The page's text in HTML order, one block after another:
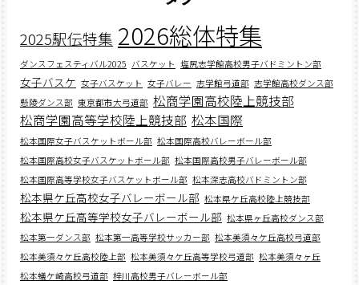
2025駅伝特集 2026総体特集
ダンスフェスティバル2025 バスケット 塩尻志学館高校男子バドミントン部
女子バスケ 女子バスケット 女子バレー 志学館弓道部 志学館高校ダンス部
懸陵ダンス部 東京都市大弓道部 松商学園高校陸上競技部
松商学園高等学校陸上競技部 松本国際
松本国際女子バスケットボール部 松本国際高校バレーボール部
松本国際高校女子バスケットボール部 松本国際高校男子バレーボール部
松本国際高等学校女子バスケットボール部 松本深志高校バドミントン部
松本県ケ丘高校女子バレーボール部 松本県ケ丘高校陸上競技部
松本県ケ丘高等学校女子バレーボール部 松本県ヶ丘高校ダンス部
松本第一ダンス部 松本第一高等学校サッカー部 松本美須々ケ丘高校弓道部
松本美須々ケ丘高校陸上部 松本美須々ケ丘高等学校弓道部 松本美須々ヶ丘
松本蟻ケ崎高校弓道部 梓川高校男子バレーボール部